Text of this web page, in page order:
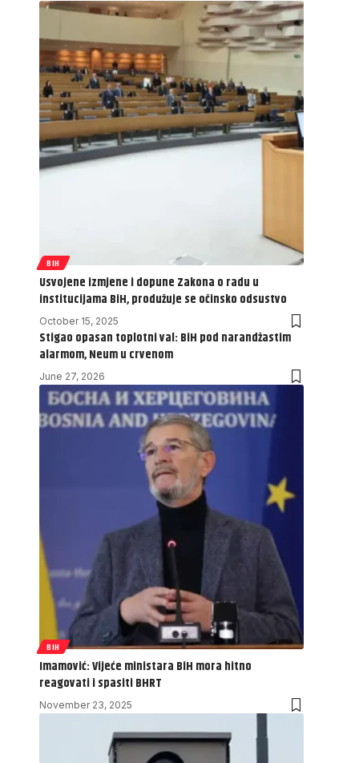
BIH
Usvojene izmjene i dopune Zakona o radu u
institucijama BiH, produžuje se očinsko odsustvo
October 15, 2025
Stigao opasan toplotni val: BiH pod narandžastim
alarmom, Neum u crvenom
June 27, 2026
BIH
Imamović: Vijeće ministara BiH mora hitno
reagovati i spasiti BHRT
November 23, 2025